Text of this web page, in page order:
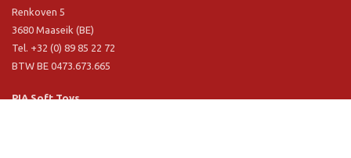
Renkoven 5
3680 Maaseik (BE)
Tel. +32 (0) 89 85 22 72
BTW BE 0473.673.665
PIA Soft Toys